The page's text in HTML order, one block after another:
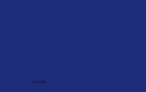
PERCORSI